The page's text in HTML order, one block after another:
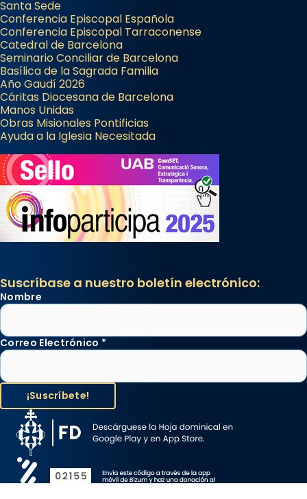
Santa Sede
Conferencia Episcopal Española
Conferencia Episcopal Tarraconense
Catedral de Barcelona
Seminario Conciliar de Barcelona
Basílica de la Sagrada Familia
Año Gaudí 2026
Cáritas Diocesana de Barcelona
Manos Unidas
Obras Misionales Pontificias
Ayuda a la Iglesia Necesitada
Suscríbase a nuestro boletín electrónico:
Nombre
Correo Electrónico *